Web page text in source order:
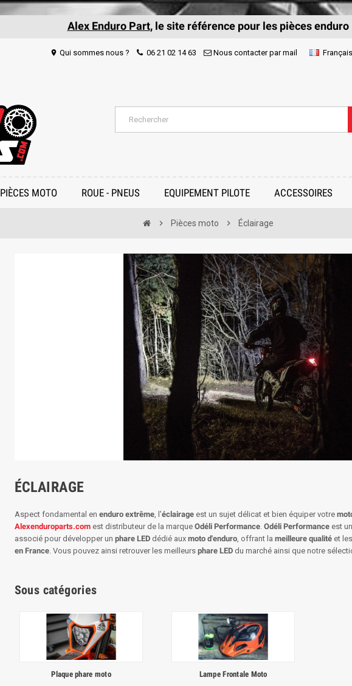
Alex Enduro Part, le site référence pour les pièces enduro
location_on Qui sommes nous ? 06 21 02 14 63 Nous contacter par mail Français
PIÈCES MOTO ROUE - PNEUS EQUIPEMENT PILOTE ACCESSOIRES
chevron_right Pièces moto chevron_right Éclairage
ÉCLAIRAGE
Aspect fondamental en enduro extrême, l'éclairageest un sujet délicat et bien équiper votre
Alexenduroparts.com est distributeur de la marqueOdéli Performance. Odéli Performanceest
associé pour développer un phare LEDdédié aux moto d'enduro, offrant la meilleure qualitéet les
en France. Vous pouvez ainsi retrouver les meilleurs phare LEDdu marché ainsi que notre
Sous catégories
Plaque phare moto Lampe Frontale Moto